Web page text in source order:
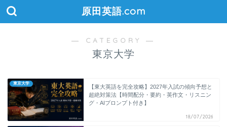
原田英語.com
― CATEGORY ―
東京大学
東京大学
【東大英語を完全攻略】2027年入試の傾向予想と
超絶対策法【時間配分・要約・英作文・リスニン
グ・AIプロンプト付き】
18/07/2026